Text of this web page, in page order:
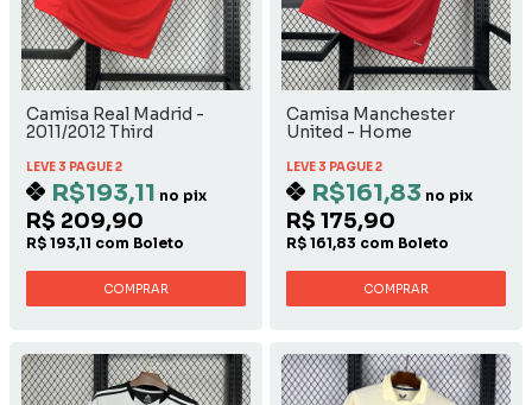
Camisa Real Madrid -
2011/2012 Third
LEVE 3 PAGUE 2
R$193,11 no pix
R$ 209,90
R$ 193,11 com Boleto
COMPRAR
Camisa Manchester
United - Home
LEVE 3 PAGUE 2
R$161,83 no pix
R$ 175,90
R$ 161,83 com Boleto
COMPRAR